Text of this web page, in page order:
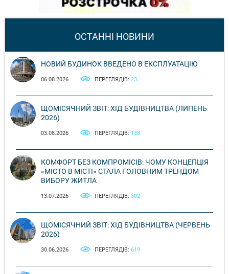
ОСТАННІ НОВИНИ
НОВИЙ БУДИНОК ВВЕДЕНО В ЕКСПЛУАТАЦІЮ
06.08.2026 ПЕРЕГЛЯДІВ: 23
ЩОМІСЯЧНИЙ ЗВІТ: ХІД БУДІВНИЦТВА (ЛИПЕНЬ
2026)
03.08.2026 ПЕРЕГЛЯДІВ: 138
КОМФОРТ БЕЗ КОМПРОМІСІВ: ЧОМУ КОНЦЕПЦІЯ
«МІСТО В МІСТІ» СТАЛА ГОЛОВНИМ ТРЕНДОМ
ВИБОРУ ЖИТЛА
13.07.2026 ПЕРЕГЛЯДІВ: 302
ЩОМІСЯЧНИЙ ЗВІТ: ХІД БУДІВНИЦТВА (ЧЕРВЕНЬ
2026)
30.06.2026 ПЕРЕГЛЯДІВ: 619